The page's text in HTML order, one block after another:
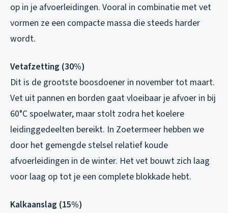
op in je afvoerleidingen. Vooral in combinatie met vet
vormen ze een compacte massa die steeds harder
wordt.
Vetafzetting (30%)
Dit is de grootste boosdoener in november tot maart.
Vet uit pannen en borden gaat vloeibaar je afvoer in bij
60°C spoelwater, maar stolt zodra het koelere
leidinggedeelten bereikt. In Zoetermeer hebben we
door het gemengde stelsel relatief koude
afvoerleidingen in de winter. Het vet bouwt zich laag
voor laag op tot je een complete blokkade hebt.
Kalkaanslag (15%)